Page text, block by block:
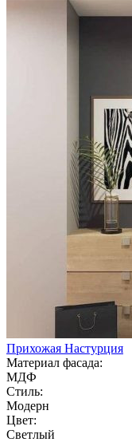
Прихожая Настурция
Материал фасада:
МДФ
Стиль:
Модерн
Цвет:
Светлый